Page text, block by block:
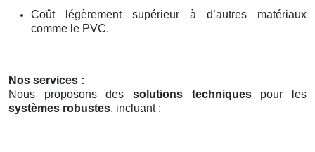
Coût légèrement supérieur à d’autres matériaux
comme le PVC.
Nos services :
Nous proposons des solutions techniquespour les
systèmes robustes, incluant :